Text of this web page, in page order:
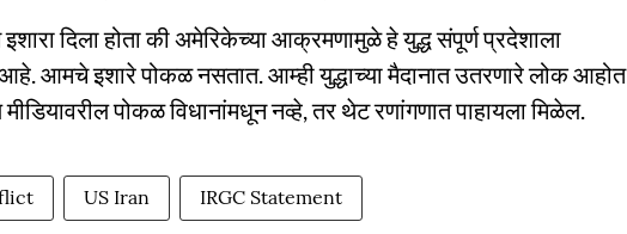
दिला होता की अमेरिकेच्या आक्रमणामुळे हे युद्ध संपूर्ण प्रदेशाला
आमचे इशारे पोकळ नसतात. आम्ही युद्धाच्या मैदानात उतरणारे लोक आहोत
पोकळ विधानांमधून नव्हे, तर थेट रणांगणात पाहायला मिळेल.
US Iran IRGC Statement